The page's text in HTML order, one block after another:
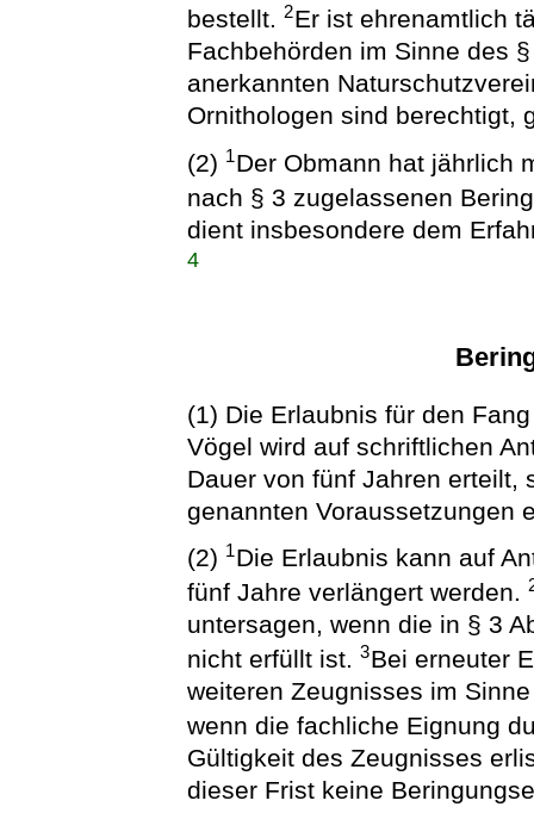
bestellt.2Er ist ehrenamtlich
Fachbehörden im Sinne des
anerkannten
Ornithologen sind berechtigt,
(2) 1Der Obmann hat jährlich
nach § 3 zugelassenen
dient insbesondere dem
4
(1) Die Erlaubnis für den
Vögel wird auf schriftlichen
Dauer von fünf Jahren erteilt,
genannten Voraussetzungen
(2) 1Die Erlaubnis kann auf
fünf Jahre verlängert werden.
untersagen, wenn die in § 3
nicht erfüllt ist.3Bei erneuter
weiteren Zeugnisses im
wenn die fachliche Eignung
Gültigkeit des Zeugnisses
dieser Frist keine